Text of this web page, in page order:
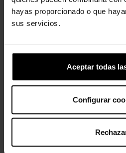
hayas proporcionado o que
sus servicios.
Aceptar todas
Configurar
-20%